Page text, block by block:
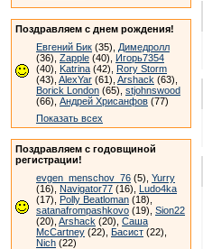
Поздравляем с днем рождения!
Евгений Бик (35), Димедролл
(36), Zapple (40), Игорь7354
(40), Katrina (42), Rory Storm
(43), AlexYar (61), Arshack (63),
Borick London (65), stjohnswood
(66), Андрей Хрисанфов (77)
Показать всех
Поздравляем с годовщиной
регистрации!
evgen_menschov_76 (5), Yurry
(16), Navigator77 (16), Ludo4ka
(17), Polly Beatloman (18),
satanafrompashkovo (19), Sion22
(20), Arshack (20), Саша
McCartney (22), Басист (22),
Nich (22)